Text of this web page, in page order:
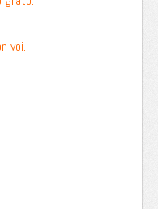
voi.